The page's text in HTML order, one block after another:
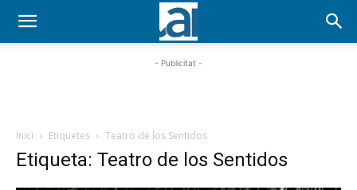
- Publicitat -
Inici Etiquetes Teatro de los Sentidos
Etiqueta: Teatro de los Sentidos